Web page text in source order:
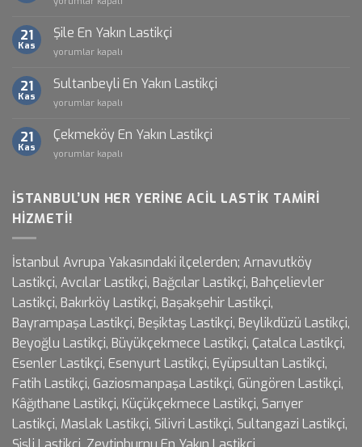
Yakın
Lastikçi
için
21
Kas
Şile En Yakın Lastikçi
Şile
Yakın
Lastikçi
için
yorumlar kapalı
21
Kas
Sultanbeyli En Yakın Lastikçi
Sultanbeyli
Yakın
Lastikçi
için
yorumlar kapalı
21
Kas
Çekmeköy En Yakın Lastikçi
Çekmeköy
Lastikçi
yorumlar kapalı
İSTANBUL’UN HER YERINE ACIL LASTIK TAMIRI
HIZMETI!
İstanbul Avrupa Yakasındaki ilçelerden; Arnavutköy
Lastikçi, Avcılar Lastikçi, Bağcılar Lastikçi, Bahçelievler
Lastikçi, Bakırköy Lastikçi, Başakşehir Lastikçi,
Bayrampaşa Lastikçi, Beşiktaş Lastikçi, Beylikdüzü Lastikçi,
Beyoğlu Lastikçi, Büyükçekmece Lastikçi, Çatalca Lastikçi,
Esenler Lastikçi, Esenyurt Lastikçi, Eyüpsultan Lastikçi,
Fatih Lastikçi, Gaziosmanpaşa Lastikçi, Güngören Lastikçi,
Kâğıthane Lastikçi, Küçükçekmece Lastikçi, Sarıyer
Lastikçi, Maslak Lastikçi, Silivri Lastikçi, Sultangazi Lastikçi,